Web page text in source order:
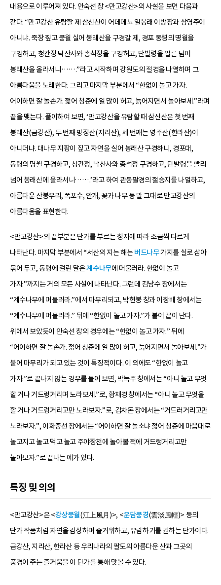
내용으로 이루어져 있다. 안숙선 창 <만고강산>의 사설을 보면 다음과
같다. “만고강산 유람할 제 삼신산이 어데메뇨 일봉래 이방장과 삼영주이
아니냐. 죽장 짚고 풍월 실어 봉래산을 구경갈 제, 경포 동령의 명월을
구경허고, 청간정 낙산사와 총석정을 구경허고, 단발령을 얼른 넘어
봉래산을 올라서니…….”라고 시작하며 강원도의 절경을 나열하며 그
아름다움을 노래한다. 그리고 마지막 부분에서 “한없이 놀고 가자.
어이하면 잘 놀손가. 젊어 청춘에 일 많이 허고, 늙어지면서 놀아보세.”라며
끝을 맺는다. 풀이하여 보면, ‘만고강산을 유람할 때 삼신산은 첫 번째
봉래산(금강산), 두 번째 방장산(지리산), 세 번째는 영주산(한라산)이
아니더냐. 대나무 지팡이 짚고 자연을 실어 봉래산 구경하니, 경포대,
동령의 명월 구경하고, 청간정, 낙산사와 총석정 구경하고, 단발령을 빨리
넘어 봉래산에 올라서니…….’라고 하여 관동팔경의 절승지를 나열하고,
아름다운 산봉우리, 폭포수, 안개, 꽃과 나무 등 말 그대로 만고강산의
아름다움을 표현한다.
<만고강산>의 끝부분은 단가를 부르는 창자에 따라 조금씩 다르게
나타난다. 마지막 부분에서 “서산의 지는 해는버드나무가지를 실로 삼아
묶어 두고, 동령에 걸린 달은계수나무에 머물러라. 한없이 놀고
가자.”까지는 거의 모든 사설에 나타난다. 그런데 김남수 창에서는
“계수나무에 머물러라.”에서 마무리되고, 박헌봉 창과 이창배 창에서는
“계수나무에 머물러라.” 뒤에 “한없이 놀고 가자.”가 붙어 끝이 난다.
위에서 보았듯이 안숙선 창의 경우에는 “한없이 놀고 가자.” 뒤에
“어이하면 잘 놀손가. 젊어 청춘에 일 많이 허고, 늙어지면서 놀아보세.”가
붙어 마무리가 되고 있는 것이 특징적이다. 이 외에도 “한없이 놀고
가자.”로 끝나지 않는 경우를 들어 보면, 박녹주 창에서는 “아니 놀고 무엇
할 거나 거드렁거리며 노라보세.”로, 황재경 창에서는 “아니 놀고 무엇을
할 거나 거드렁거리고만 노라보자.”로, 김차돈 창에서는 “거드러거리고만
노라보자.”, 이화중선 창에서는 “어이하면 잘 놀소냐 젊어 청춘에 마음대로
놀고지고 놀고 먹고 놀고 주야장천에 놀아볼 적에 거드렁거리고만
놀아보자.”로 끝나는 예가 있다.
특징 및 의의
<만고강산>은 <강상풍월(江上風月)>, <운담풍경(雲淡風輕)> 등의
단가 작품처럼 자연을 감상하며 즐거워하고, 유람하기를 권하는 단가이다.
금강산, 지리산, 한라산 등 우리나라의 팔도의 아름다운 산과 그곳의
풍경이 주는 즐거움을 이 단가를 통해 맛볼 수 있다.